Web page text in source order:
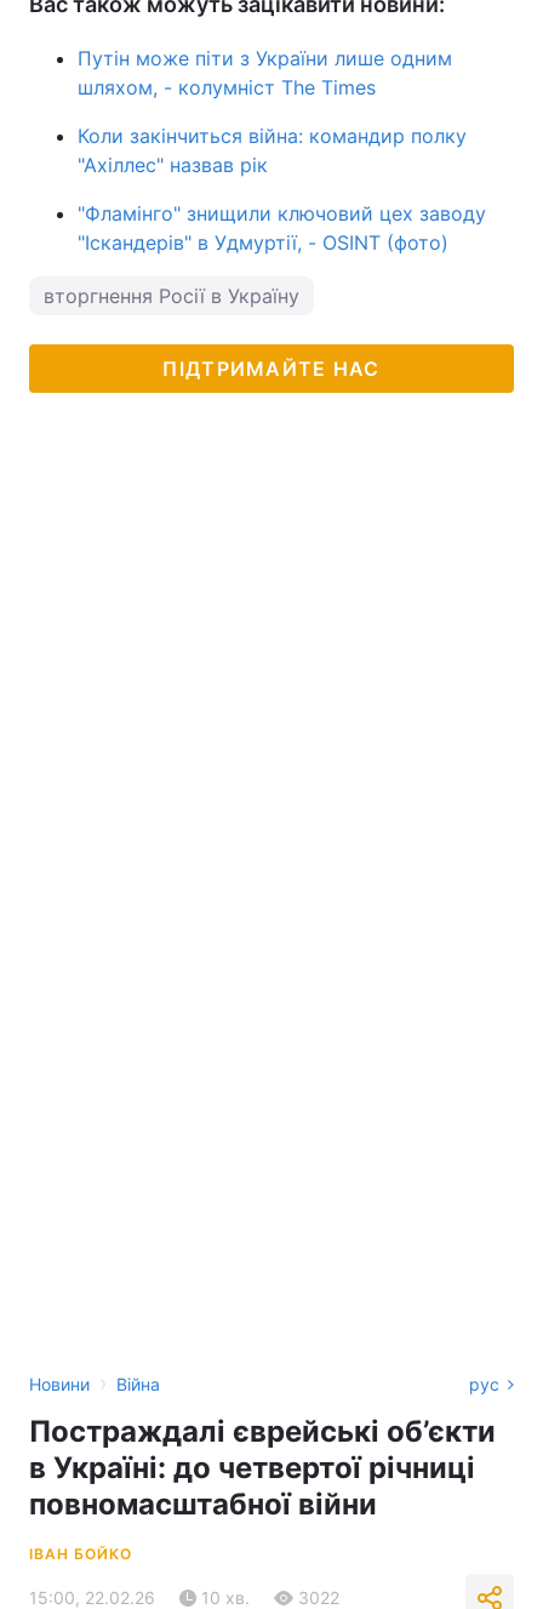
Путін може піти з України лише одним
шляхом, - колумніст The Times
Коли закінчиться війна: командир полку
"Ахіллес" назвав рік
"Фламінго" знищили ключовий цех заводу
"Іскандерів" в Удмуртії, - OSINT (фото)
вторгнення Росії в Україну
ПІДТРИМАЙТЕ НАС
Новини › Війна рус
Постраждалі єврейські об’єкти
в Україні: до четвертої річниці
повномасштабної війни
ІВАН БОЙКО
15:00, 22.02.26 10 хв. 3022